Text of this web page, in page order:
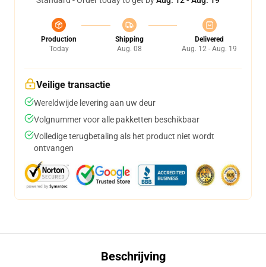
Production
Today
Shipping
Aug. 08
Delivered
Aug. 12 - Aug. 19
Veilige transactie
Wereldwijde levering aan uw deur
Volgnummer voor alle pakketten beschikbaar
Volledige terugbetaling als het product niet wordt
ontvangen
Beschrijving